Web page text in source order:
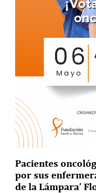
Pacientes
por sus
de la Lámpara’